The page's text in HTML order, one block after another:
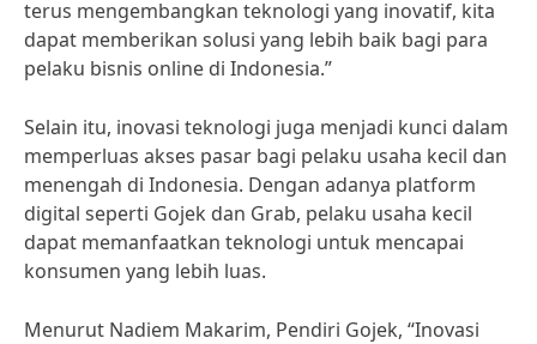
terus mengembangkan teknologi yang inovatif, kita
dapat memberikan solusi yang lebih baik bagi para
pelaku bisnis online di Indonesia.”
Selain itu, inovasi teknologi juga menjadi kunci dalam
memperluas akses pasar bagi pelaku usaha kecil dan
menengah di Indonesia. Dengan adanya platform
digital seperti Gojek dan Grab, pelaku usaha kecil
dapat memanfaatkan teknologi untuk mencapai
konsumen yang lebih luas.
Menurut Nadiem Makarim, Pendiri Gojek, “Inovasi